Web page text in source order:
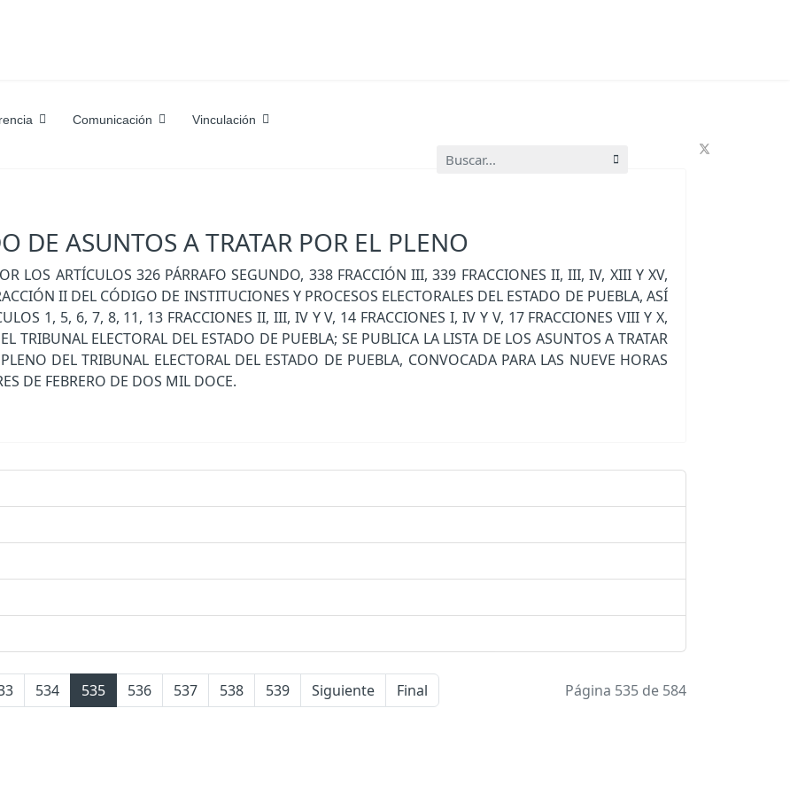
Comunicación Vinculación
Buscar...
DE ASUNTOS A TRATAR POR EL PLENO
LOS ARTÍCULOS 326 PÁRRAFO SEGUNDO, 338 FRACCIÓN III, 339 FRACCIONES II, III, IV, XIII Y XV,
II DEL CÓDIGO DE INSTITUCIONES Y PROCESOS ELECTORALES DEL ESTADO DE PUEBLA, ASÍ
1, 5, 6, 7, 8, 11, 13 FRACCIONES II, III, IV Y V, 14 FRACCIONES I, IV Y V, 17 FRACCIONES VIII Y X,
TRIBUNAL ELECTORAL DEL ESTADO DE PUEBLA; SE PUBLICA LA LISTA DE LOS ASUNTOS A TRATAR
DEL TRIBUNAL ELECTORAL DEL ESTADO DE PUEBLA, CONVOCADA PARA LAS NUEVE HORAS
DE FEBRERO DE DOS MIL DOCE.
534 535 536 537 538 539 Siguiente Final Página 535 de 584